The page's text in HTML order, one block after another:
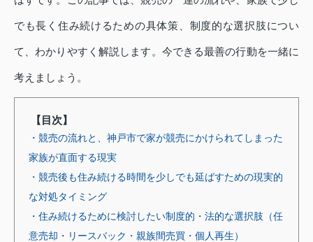
でも長く住み続けるための具体策、制度的な選択肢につい
て、わかりやすく解説します。今できる最善の行動を一緒に
考えましょう。
【目次】
・競売の流れと、神戸市で家が競売にかけられてしまった
家族が直面する現実
・競売後も住み続ける時間を少しでも延ばすための現実的
な対処タイミング
・住み続けるために検討したい制度的・法的な選択肢（任
意売却・リースバック・親族間売買・個人再生）